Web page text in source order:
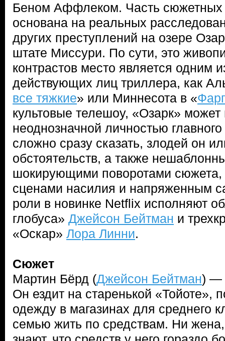
Беном Аффлеком. Часть сюжетных
основана на реальных
других преступлений на озере
штате Миссури. По сути, это
контрастов место является одним
действующих лиц триллера, как
все тяжкие» или Миннесота в «
культовые телешоу, «Озарк» может
неоднозначной личностью главного
сложно сразу сказать, злодей он
обстоятельств, а также
шокирующими поворотами
сценами насилия и напряженным
роли в новинке Netflix исполняют
глобуса» Джейсон Бейтман и
«Оскар» Лора Линни.
Сюжет
Мартин Бёрд (Джейсон Бейтман) —
Он ездит на старенькой «Тойоте»,
одежду в магазинах для среднего
семью жить по средствам. Ни